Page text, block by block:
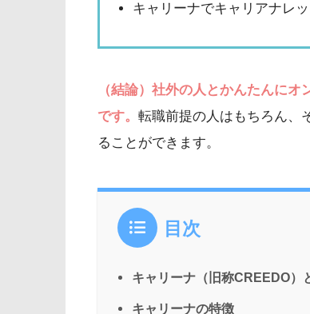
キャリーナでキャリアナレ
（結論）社外の人とかんたんに
です。 転職前提の人はもちろん、
ることができます。
目次
キャリーナ（旧称CREEDO）
キャリーナの特徴